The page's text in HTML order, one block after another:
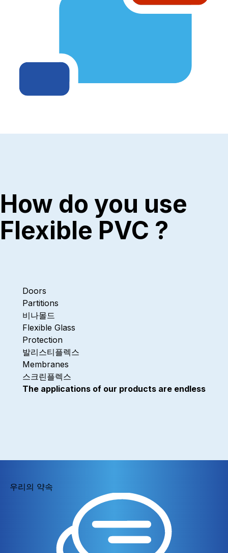
How do you use
Flexible PVC ?
Doors
Partitions
비나몰드
Flexible Glass
Protection
발리스티플렉스
Membranes
스크린플렉스
The applications of our products are endless
우리의 약속